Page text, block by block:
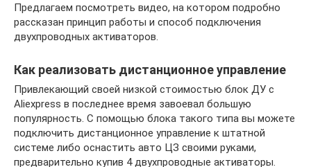
Предлагаем посмотреть видео, на котором подробно
рассказан принцип работы и способ подключения
двухпроводных активаторов.
Как реализовать дистанционное управление
Привлекающий своей низкой стоимостью блок ДУ с
Aliexpress в последнее время завоевал большую
популярность. С помощью блока такого типа вы можете
подключить дистанционное управление к штатной
системе либо оснастить авто ЦЗ своими руками,
предварительно купив 4 двухпроводные активаторы.